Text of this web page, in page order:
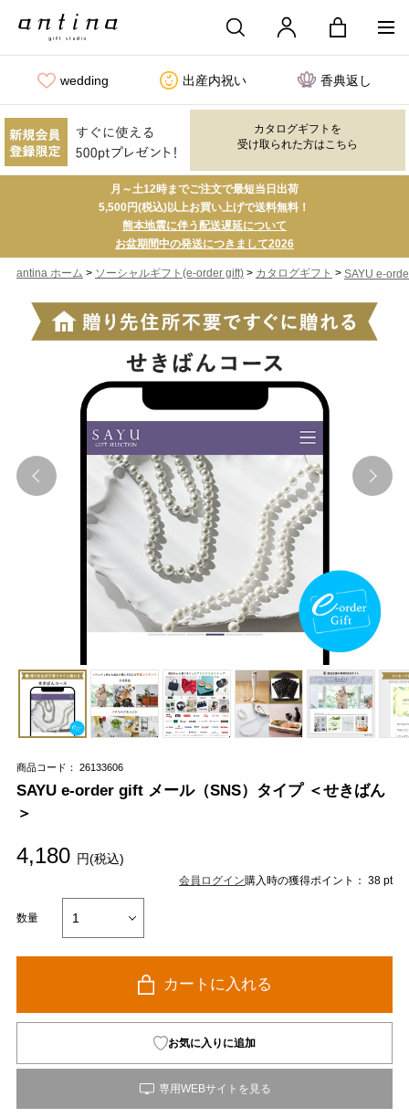
wedding 出産内祝い 香典返し
カタログギフトを
受け取られた方はこちら
月～土12時までご注文で最短当日出荷
5,500円(税込)以上お買い上げで送料無料！
熊本地震に伴う配送遅延について
お盆期間中の発送につきまして2026
antina ホーム > ソーシャルギフト(e-order gift)> カタログギフト > SAYU e-
商品コード： 26133606
SAYU e-order gift メール（SNS）タイプ ＜せきばん
＞
4,180 円(税込)
会員ログイン購入時の獲得ポイント： 38 pt
数量
カートに入れる
お気に入りに追加